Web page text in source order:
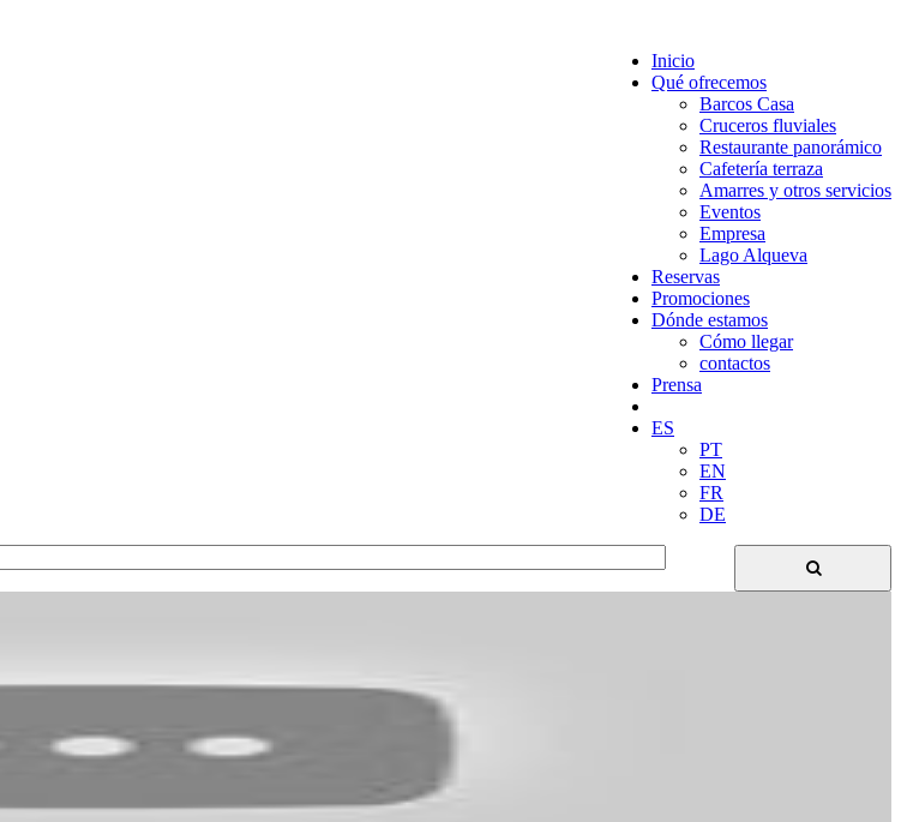
Inicio
Qué ofrecemos
Barcos Casa
Cruceros fluviales
Restaurante panorámico
Cafetería terraza
Amarres y otros servicios
Eventos
Empresa
Lago Alqueva
Reservas
Promociones
Dónde estamos
Cómo llegar
contactos
Prensa
ES
PT
EN
FR
DE